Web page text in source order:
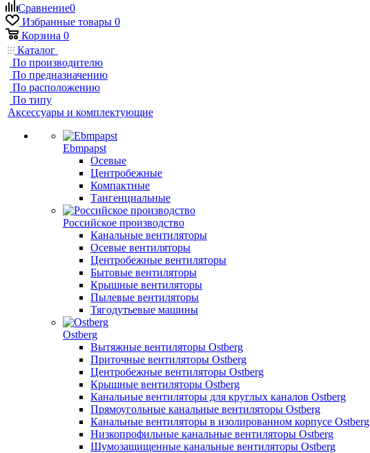
Сравнение0
Избранные товары 0
Корзина 0
Каталог
По производителю
По предназначению
По расположению
По типу
Аксессуары и комплектующие
Ebmpapst
Осевые
Центробежные
Компактные
Тангенциальные
Российское производство
Канальные вентиляторы
Осевые вентиляторы
Центробежные вентиляторы
Бытовые вентиляторы
Крышные вентиляторы
Пылевые вентиляторы
Тягодутьевые машины
Ostberg
Вытяжные вентиляторы Ostberg
Приточные вентиляторы Ostberg
Центробежные вентиляторы Ostberg
Крышные вентиляторы Ostberg
Канальные вентиляторы для круглых каналов Ostberg
Прямоугольные канальные вентиляторы Ostberg
Канальные вентиляторы в изолированном корпусе Ostberg
Низкопрофильные канальные вентиляторы Ostberg
Шумозащищенные канальные вентиляторы Ostberg